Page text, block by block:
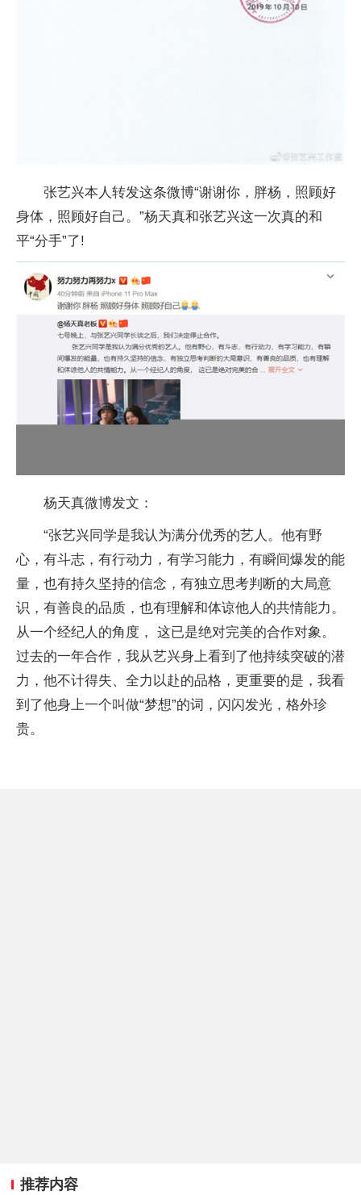
张艺兴本人转发这条微博“谢谢你，胖杨，照顾好
身体，照顾好自己。”杨天真和张艺兴这一次真的和
平“分手”了!
杨天真微博发文：
“张艺兴同学是我认为满分优秀的艺人。他有野
心，有斗志，有行动力，有学习能力，有瞬间爆发的能
量，也有持久坚持的信念，有独立思考判断的大局意
识，有善良的品质，也有理解和体谅他人的共情能力。
从一个经纪人的角度， 这已是绝对完美的合作对象。
过去的一年合作，我从艺兴身上看到了他持续突破的潜
力，他不计得失、全力以赴的品格，更重要的是，我看
到了他身上一个叫做“梦想”的词，闪闪发光，格外珍
贵。
推荐内容